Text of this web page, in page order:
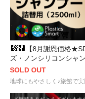
【8月謝恩価格
ズ・ノンシリコンシャ
SOLD OUT
地球にもやさしく♪旅館で